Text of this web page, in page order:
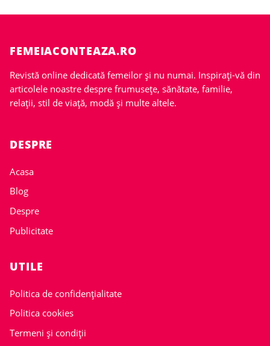
FEMEIACONTEAZA.RO
Revistă online dedicată femeilor și nu numai. Inspirați-vă din
articolele noastre despre frumusețe, sănătate, familie,
relații, stil de viață, modă și multe altele.
DESPRE
Acasa
Blog
Despre
Publicitate
UTILE
Politica de confidențialitate
Politica cookies
Termeni și condiții